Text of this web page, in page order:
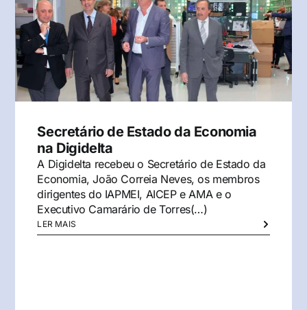
Secretário de Estado da Economia
na Digidelta
A Digidelta recebeu o Secretário de Estado da
Economia, João Correia Neves, os membros
dirigentes do IAPMEI, AICEP e AMA e o
Executivo Camarário de Torres(…)
LER MAIS